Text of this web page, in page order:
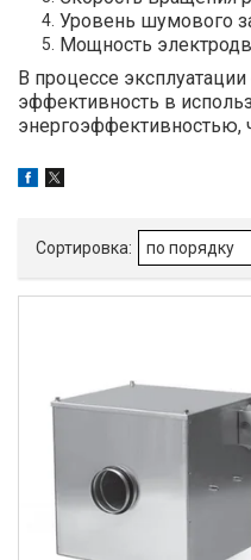
Уровень шумового
Мощность
В процессе
эффективность в
энергоэффективностью,